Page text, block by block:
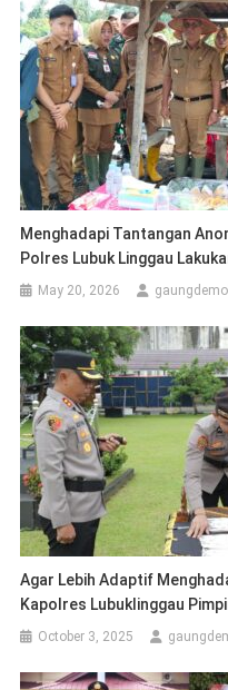
Menghadapi Tantangan
Polres Lubuk Linggau
May 20, 2026
Agar Lebih Adaptif
Kapolres Lubuklinggau
October 3, 2025